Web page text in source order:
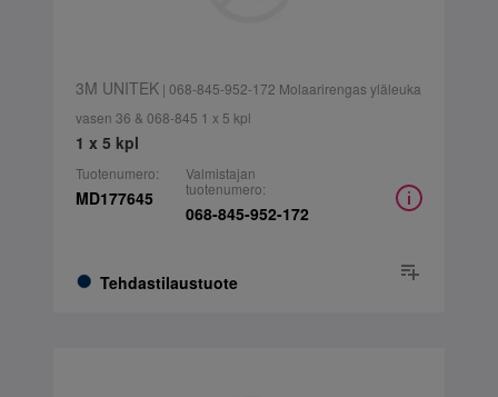
3M UNITEK| 068-845-952-172 Molaarirengas yläleuka
vasen 36 & 068-845 1 x 5 kpl
1 x 5 kpl
Tuotenumero:
MD177645
Tehdastilaustuote
Valmistajan
tuotenumero:
068-845-952-172